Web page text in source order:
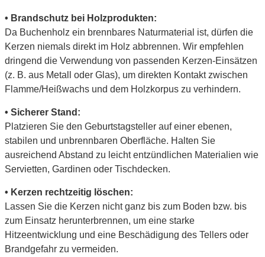
• Brandschutz bei Holzprodukten:
Da Buchenholz ein brennbares Naturmaterial ist, dürfen die
Kerzen niemals direkt im Holz abbrennen. Wir empfehlen
dringend die Verwendung von passenden Kerzen-Einsätzen
(z. B. aus Metall oder Glas), um direkten Kontakt zwischen
Flamme/Heißwachs und dem Holzkorpus zu verhindern.
• Sicherer Stand:
Platzieren Sie den Geburtstagsteller auf einer ebenen,
stabilen und unbrennbaren Oberfläche. Halten Sie
ausreichend Abstand zu leicht entzündlichen Materialien wie
Servietten, Gardinen oder Tischdecken.
• Kerzen rechtzeitig löschen:
Lassen Sie die Kerzen nicht ganz bis zum Boden bzw. bis
zum Einsatz herunterbrennen, um eine starke
Hitzeentwicklung und eine Beschädigung des Tellers oder
Brandgefahr zu vermeiden.